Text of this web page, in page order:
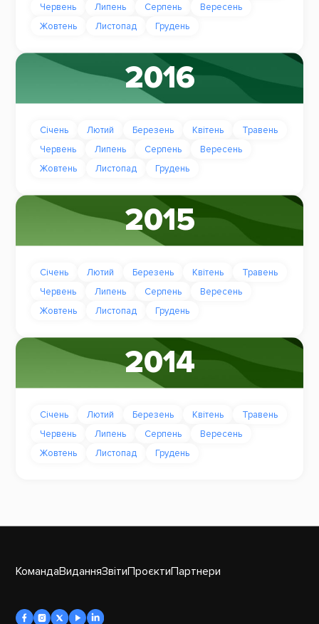
Червень
Липень Серпень
Вересень
Жовтень
Листопад Грудень
2016
Січень Лютий Березень Квітень
Травень
Червень
Липень Серпень
Вересень
Жовтень
Листопад Грудень
2015
Січень Лютий Березень Квітень
Травень
Червень
Липень Серпень
Вересень
Жовтень
Листопад Грудень
2014
Січень Лютий Березень Квітень
Травень
Червень
Липень Серпень
Вересень
Жовтень
Листопад Грудень
КомандаВиданняЗвітиПроєктиПартнери